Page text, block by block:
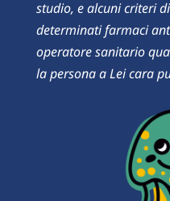
studio, e alcuni criteri
determinati farmaci
operatore sanitario
la persona a Lei cara